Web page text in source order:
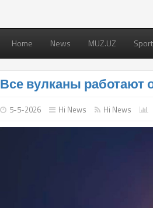
Home News MUZ.UZ Sport
Все вулканы работают
5-5-2026 Hi News Hi News